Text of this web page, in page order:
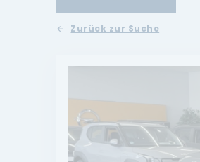
Zurück zur Suche